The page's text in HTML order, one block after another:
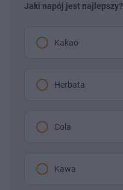
Jaki napój jest najlepszy?
Kakao
Herbata
Cola
Kawa